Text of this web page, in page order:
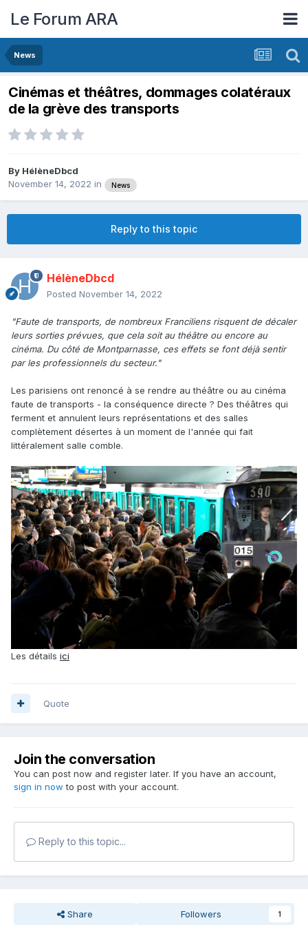
Le Forum ARA
News
Cinémas et théâtres, dommages colatéraux
de la grève des transports
By HélèneDbcd
November 14, 2022 in News
Reply to this topic
HélèneDbcd
Posted November 14, 2022
"Faute de transports, de nombreux Franciliens risquent de décaler
leurs sorties prévues, que cela soit au théâtre ou encore au
cinéma. Du côté de Montparnasse, ces effets se font déjà sentir
par les professionnels du secteur."
Les parisiens ont renoncé à se rendre au théâtre ou au cinéma
faute de transports - la conséquence directe ? Des théâtres qui
ferment et annulent leurs représentations et des salles
complètement désertes à un moment de l'année qui fait
littéralement salle comble.
Les détails ici
Quote
Join the conversation
You can post now and register later. If you have an account,
sign in now to post with your account.
Reply to this topic...
Share Followers 1